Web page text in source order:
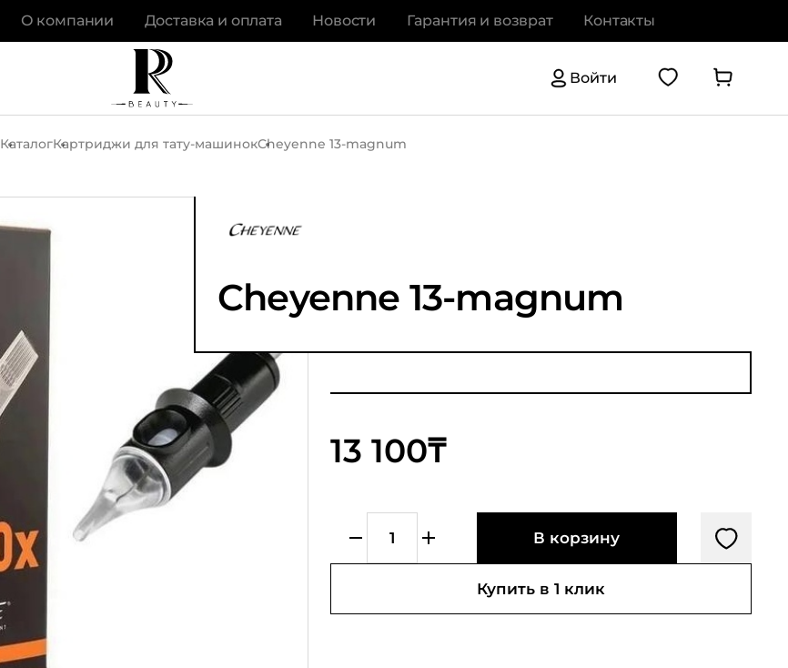
О компании Доставка и оплата Новости Гарантия и возврат Контакты
Войти
КаталогКартриджи для тату-машинокCheyenne 13-magnum
Cheyenne 13-magnum
13 100₸
В корзину
Купить в 1 клик